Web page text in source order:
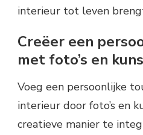
interieur tot leven
Creëer een
met foto’s en
Voeg een persoonlijke
interieur door foto’s en
creatieve manier te